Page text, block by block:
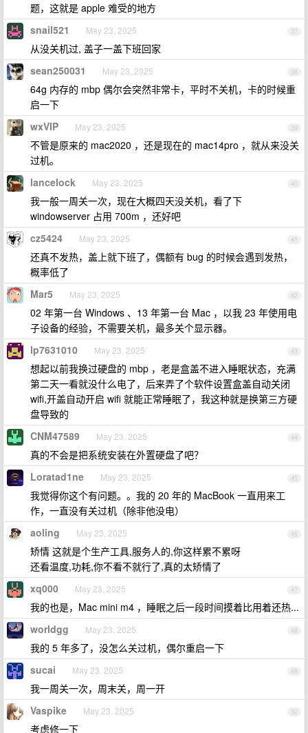
题，这就是 apple 难受的地方
37
snail521 May 23, 2025
从没关机过, 盖子一盖下班回家
38
sean250031 May 23, 2025
64g 内存的 mbp 偶尔会突然非常卡，平时不关机，卡的时候重
启一下
39
wxVIP May 23, 2025
不管是原来的 mac2020 ，还是现在的 mac14pro ，就从来没关
过机。
40
lancelock May 23, 2025
我一般一周关一次，现在大概四天没关机，看了下
windowserver 占用 700m ，还好吧
41
cz5424 May 23, 2025
还真不发热，盖上就下班了，偶额有 bug 的时候会遇到发热，
概率低了
42
Mar5 May 23, 2025
02 年第一台 Windows 、13 年第一台 Mac ，以我 23 年使用电
子设备的经验，不需要关机，最多关个显示器。
43
lp7631010 May 23, 2025
想起以前我换过硬盘的 mbp ，老是盒盖不进入睡眠状态，充满
第二天一看就没什么电了，后来弄了个软件设置盒盖自动关闭
wifi,开盖自动开启 wifi 就能正常睡眠了，我这种就是换第三方硬
盘导致的
44
CNM47589 May 23, 2025
真的不会是把系统安装在外置硬盘了吧？
45
Loratad1ne May 23, 2025
我觉得你这个有问题。。我的 20 年的 MacBook 一直用来工
作，一直没有关过机（除非他没电）
46
aoling May 23, 2025
矫情 这就是个生产工具,服务人的,你这样累不累呀
还看温度,功耗,你不看不就行了,真的太矫情了
47
xq000 May 23, 2025
我的也是，Mac mini m4 ，睡眠之后一段时间摸着比用着还热...
48
worldgg May 23, 2025
我的 5 年多了，没怎么关过机，偶尔重启一下
49
sucai May 23, 2025
我一周关一次，周末关，周一开
50
Vaspike May 23, 2025
考虑修一下